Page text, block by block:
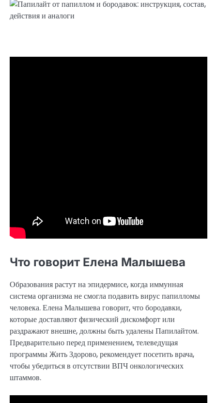
Что говорит Елена Малышева
Образования растут на эпидермисе, когда иммунная
система организма не смогла подавить вирус папилломы
человека. Елена Малышева говорит, что бородавки,
которые доставляют физический дискомфорт или
раздражают внешне, должны быть удалены Папилайтом.
Предварительно перед применением, телеведущая
программы Жить Здорово, рекомендует посетить врача,
чтобы убедиться в отсутствии ВПЧ онкологических
штаммов.